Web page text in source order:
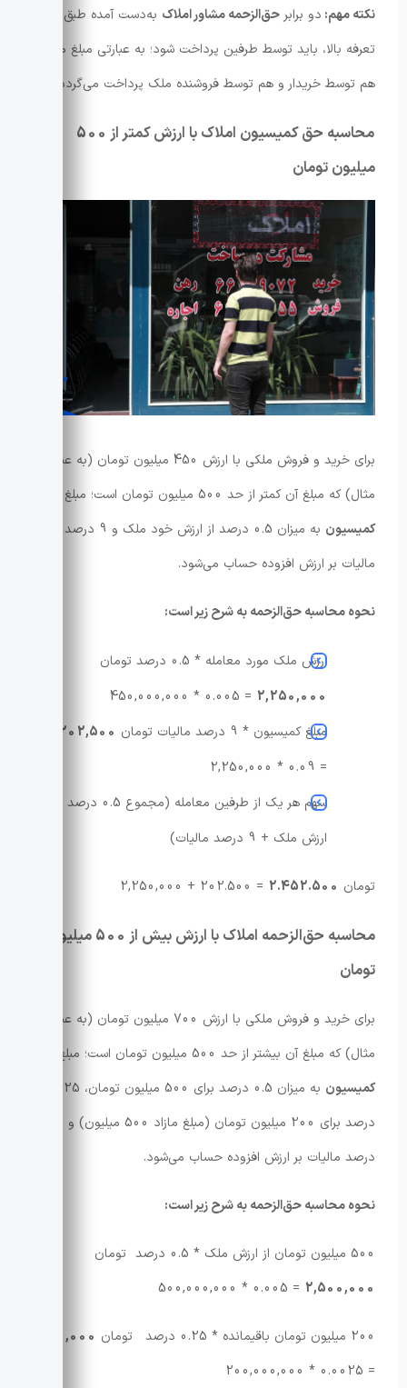
نکته مهم: دو برابر حق‌الزحمه مشاور املاک به‌دست آمده طبق
تعرفه بالا، باید توسط طرفین پرداخت ‌شود؛ به عبارتی مبلغ مذکور،
هم توسط خریدار و هم توسط فروشنده ملک پرداخت می‌گردد.
محاسبه حق کمیسیون املاک با ارزش کمتر از 500
میلیون تومان
برای خرید و فروش ملکی با ارزش 450 میلیون تومان (به عنوان
مثال) که مبلغ آن کمتر از حد 500 میلیون تومان است؛ مبلغ
کمیسیون
به میزان 0.5 درصد از ارزش خود ملک و 9 درصد
مالیات بر ارزش افزوده حساب می‌شود.
نحوه محاسبه حق‌الزحمه به شرح زیر است:
ارزش ملک مورد معامله * 0.5 درصد تومان
2,250,000
= 0.005 * 450,000,000
مبلغ کمیسیون * 9 درصد مالیات تومان
202,500
= 0.09 * 2,250,000
سهم هر یک از طرفین معامله (مجموع 0.5 درصد
ارزش ملک + 9 درصد مالیات)
تومان 2.452.500
= 202.500 + 2,250,000
محاسبه حق‌الزحمه املاک با ارزش بیش از 500 میلیون
تومان
برای خرید و فروش ملکی با ارزش 700 میلیون تومان (به عنوان
مثال) که مبلغ آن بیشتر از حد 500 میلیون تومان است؛ مبلغ حق
کمیسیون
به میزان 0.5 درصد برای 500 میلیون تومان، 0.25
درصد مالیات بر ارزش افزوده حساب می‌شود.
نحوه محاسبه حق‌الزحمه به شرح زیر است:
500 میلیون تومان از ارزش ملک * 0.5 درصد تومان
2,500,000
= 0.005 * 500,000,000
200 میلیون تومان باقیمانده * 0.25 درصد تومان
500,000
= 0.0025 * 200,000,000